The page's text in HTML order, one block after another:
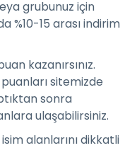
grubunuz için
%10-15 arası indirim
kazanırsınız.
sitemizde
sonra
ulaşabilirsiniz.
alanlarını dikkatli